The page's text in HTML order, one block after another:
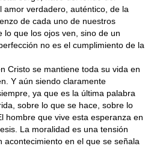
verdadero, au­téntico, de la
de cada uno de nuestros
lo que los ojos ven, sino de un
no es el cumplimiento de la
Cristo se mantiene toda su vida en
Y aún siendo cla­ramente
ya que es la última palabra
sobre lo que se hace, sobre lo
hombre que vive esta esperanza en
La moralidad es una tensión
en el que se señala